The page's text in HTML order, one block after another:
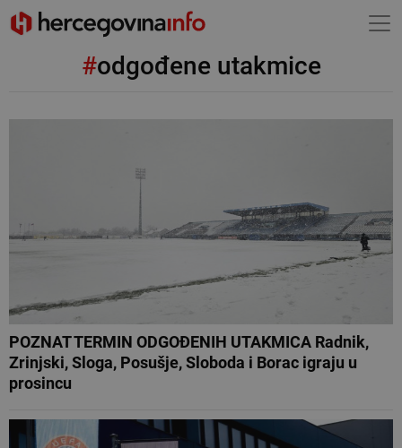
#odgođene utakmice
POZNAT TERMIN ODGOĐENIH UTAKMICA Radnik,
Zrinjski, Sloga, Posušje, Sloboda i Borac igraju u
prosincu